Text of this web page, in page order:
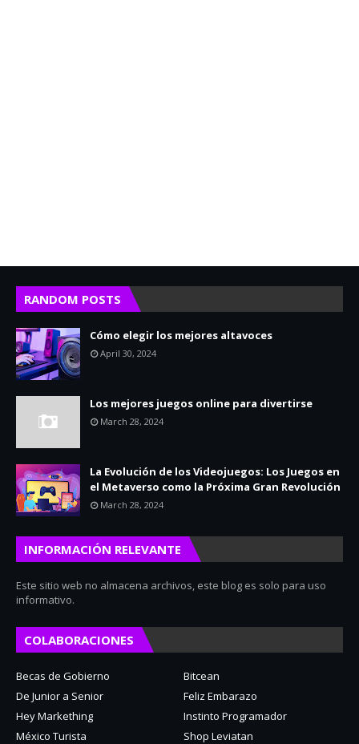
RANDOM POSTS
Cómo elegir los mejores altavoces
April 30, 2024
Los mejores juegos online para divertirse
March 28, 2024
La Evolución de los Videojuegos: Los Juegos en
el Metaverso como la Próxima Gran Revolución
March 28, 2024
INFORMACIÓN RELEVANTE
Este sitio web no almacena archivos, este blog es solo para uso
informativo.
COLABORACIONES
Becas de Gobierno
Bitcean
De Junior a Senior
Feliz Embarazo
Hey Markething
Instinto Programador
México Turista
Shop Leviatan